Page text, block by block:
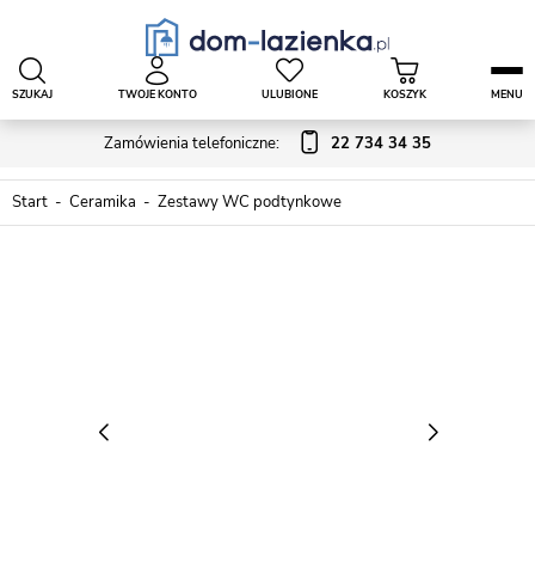
Zamówienia telefoniczne: 22 734 34 35
SZUKAJ TWOJE KONTO ULUBIONE KOSZYK MENU
Start Ceramika Zestawy WC podtynkowe